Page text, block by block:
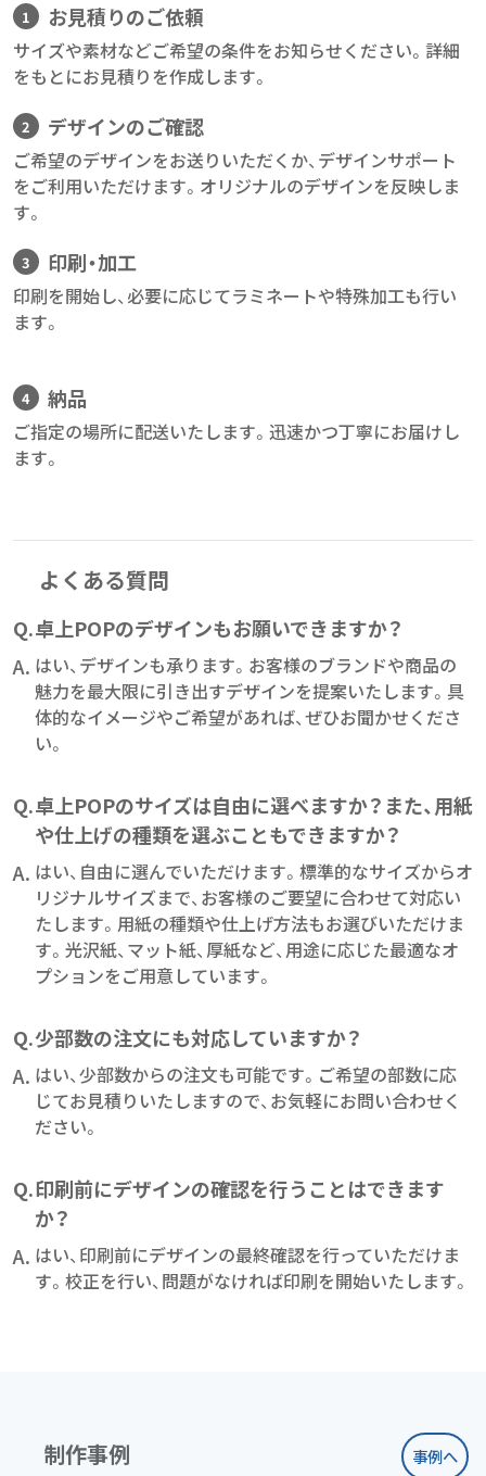
お見積りのご依頼
サイズや素材などご希望の条件をお知らせください。詳細
をもとにお見積りを作成します。
デザインのご確認
ご希望のデザインをお送りいただくか、デザインサポート
をご利用いただけます。オリジナルのデザインを反映しま
す。
印刷・加工
印刷を開始し、必要に応じてラミネートや特殊加工も行い
ます。
納品
ご指定の場所に配送いたします。迅速かつ丁寧にお届けし
ます。
よくある質問
Q.卓上POPのデザインもお願いできますか？
A. はい、デザインも承ります。お客様のブランドや商品の
魅力を最大限に引き出すデザインを提案いたします。具
体的なイメージやご希望があれば、ぜひお聞かせくださ
い。
Q.卓上POPのサイズは自由に選べますか？また、用紙
や仕上げの種類を選ぶこともできますか？
A. はい、自由に選んでいただけます。標準的なサイズからオ
リジナルサイズまで、お客様のご要望に合わせて対応い
たします。用紙の種類や仕上げ方法もお選びいただけま
す。光沢紙、マット紙、厚紙など、用途に応じた最適なオ
プションをご用意しています。
Q.少部数の注文にも対応していますか？
A. はい、少部数からの注文も可能です。ご希望の部数に応
じてお見積りいたしますので、お気軽にお問い合わせく
ださい。
Q.印刷前にデザインの確認を行うことはできます
か？
A. はい、印刷前にデザインの最終確認を行っていただけま
す。校正を行い、問題がなければ印刷を開始いたします。
制作事例 事例へ